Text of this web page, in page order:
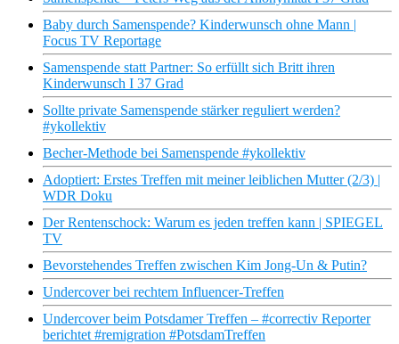
Baby durch Samenspende? Kinderwunsch ohne Mann |
Focus TV Reportage
Samenspende statt Partner: So erfüllt sich Britt ihren
Kinderwunsch I 37 Grad
Sollte private Samenspende stärker reguliert werden?
#ykollektiv
Becher-Methode bei Samenspende #ykollektiv
Adoptiert: Erstes Treffen mit meiner leiblichen Mutter (2/3) |
WDR Doku
Der Rentenschock: Warum es jeden treffen kann | SPIEGEL
TV
Bevorstehendes Treffen zwischen Kim Jong-Un & Putin?
Undercover bei rechtem Influencer-Treffen
Undercover beim Potsdamer Treffen – #correctiv Reporter
berichtet #remigration #PotsdamTreffen